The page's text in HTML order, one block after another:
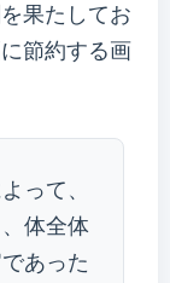
果たしてお
節約する画
って、
体全体
あった